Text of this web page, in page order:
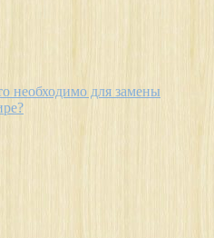
необходимо для замены